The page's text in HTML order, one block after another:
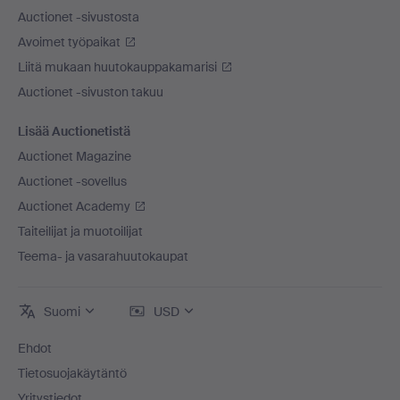
Auctionet -sivustosta
Avoimet työpaikat
Liitä mukaan huutokauppakamarisi
Auctionet -sivuston takuu
Lisää Auctionetistä
Auctionet Magazine
Auctionet -sovellus
Auctionet Academy
Taiteilijat ja muotoilijat
Teema- ja vasarahuutokaupat
Suomi USD
Ehdot
Tietosuojakäytäntö